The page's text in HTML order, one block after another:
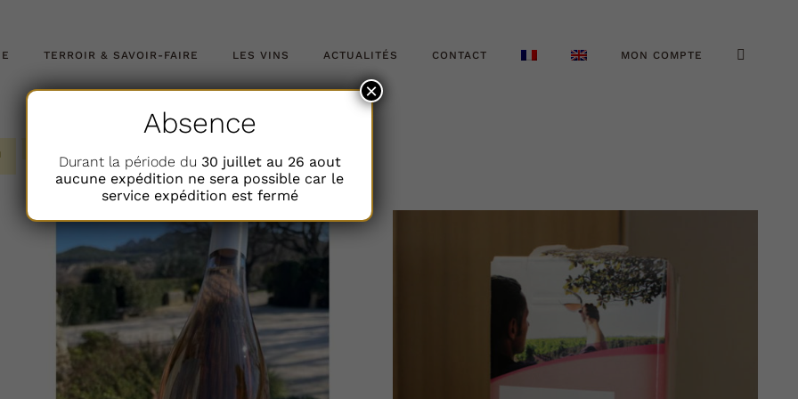
TERROIR & SAVOIR-FAIRE LES VINS ACTUALITÉS CONTACT MON COMPTE
AJOUTER AU PANIER DÉTAILS
Absence
Durant la période du 30 juillet au 26 aout
aucune expédition ne sera possible car le
service expédition est fermé
×